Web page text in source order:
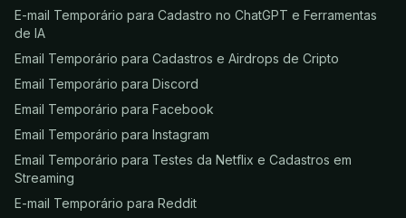
E-mail Temporário para Cadastro no ChatGPT e Ferramentas
de IA
Email Temporário para Cadastros e Airdrops de Cripto
Email Temporário para Discord
Email Temporário para Facebook
Email Temporário para Instagram
Email Temporário para Testes da Netflix e Cadastros em
Streaming
E-mail Temporário para Reddit